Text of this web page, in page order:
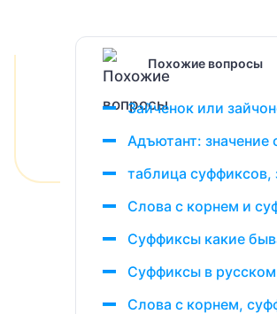
Похожие вопросы
Зайченок или
Адъютант: значение
таблица суффиксов,
Слова с корнем и
Суффиксы какие
Суффиксы в
Слова с корнем,